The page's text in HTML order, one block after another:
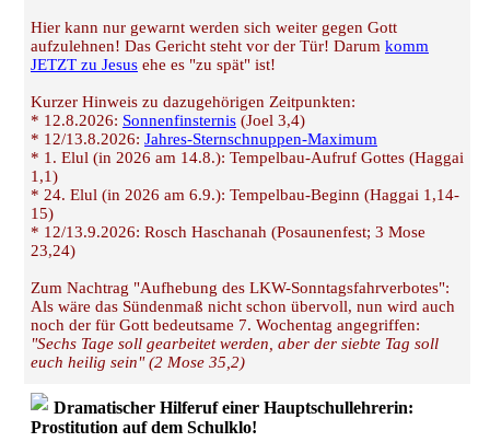
Hier kann nur gewarnt werden sich weiter gegen Gott
aufzulehnen! Das Gericht steht vor der Tür! Darum komm
JETZT zu Jesus ehe es "zu spät" ist!
Kurzer Hinweis zu dazugehörigen Zeitpunkten:
* 12.8.2026: Sonnenfinsternis (Joel 3,4)
* 12/13.8.2026: Jahres-Sternschnuppen-Maximum
* 1. Elul (in 2026 am 14.8.): Tempelbau-Aufruf Gottes (Haggai
1,1)
* 24. Elul (in 2026 am 6.9.): Tempelbau-Beginn (Haggai 1,14-
15)
* 12/13.9.2026: Rosch Haschanah (Posaunenfest; 3 Mose
23,24)
Zum Nachtrag "Aufhebung des LKW-Sonntagsfahrverbotes":
Als wäre das Sündenmaß nicht schon übervoll, nun wird auch
noch der für Gott bedeutsame 7. Wochentag angegriffen:
"Sechs Tage soll gearbeitet werden, aber der siebte Tag soll
euch heilig sein" (2 Mose 35,2)
Dramatischer Hilferuf einer Hauptschullehrerin:
Prostitution auf dem Schulklo!